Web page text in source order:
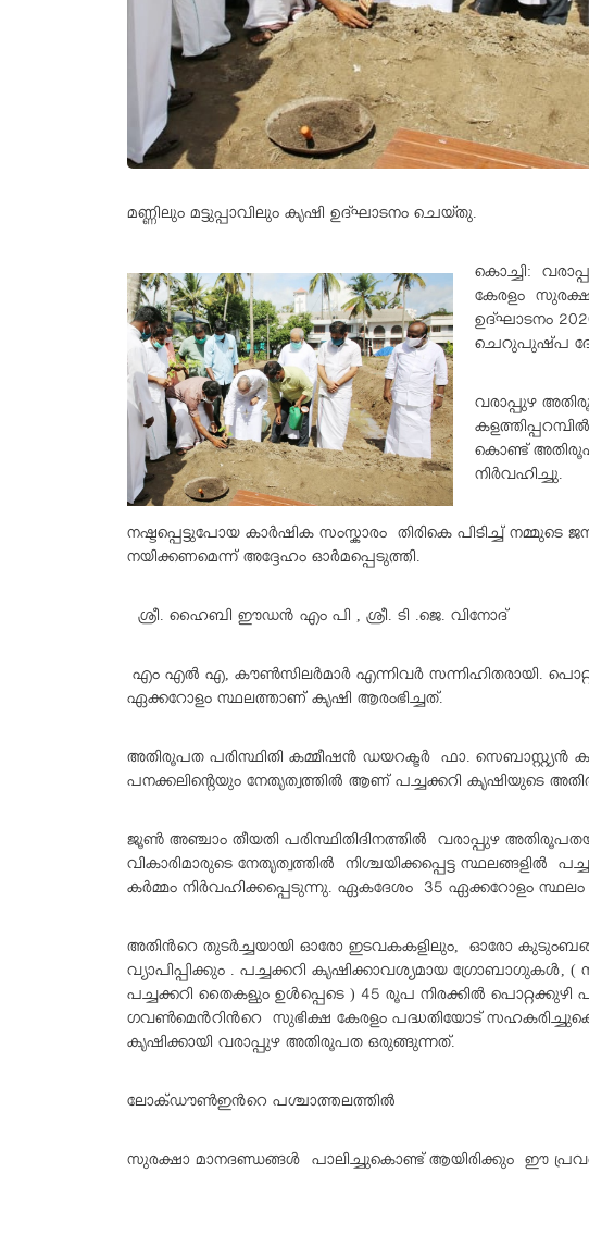
മണ്ണിലും മട്ടുപ്പാവിലും കൃഷി ഉദ്ഘാടനം ചെയ്തു.
കൊച്ചി:
കേരളം
ഉദ്ഘാടനം
ചെറുപുഷ്പ
വരാപ്പുഴ
കൊണ്ട്
നിർവഹിച്ചു.
നഷ്ടപ്പെട്ടുപോയ കാർഷിക സംസ്കാരം തിരികെ പിടിച്ച് നമ്മുടെ
നയിക്കണമെന്ന് അദ്ദേഹം ഓർമപ്പെടുത്തി.
ശ്രീ. ഹൈബി ഈഡൻ എം പി , ശ്രീ. ടി .ജെ. വിനോദ്
എം എൽ എ, കൗൺസിലർമാർ എന്നിവർ സന്നിഹിതരായി.
ഏക്കറോളം സ്ഥലത്താണ് കൃഷി ആരംഭിച്ചത്.
അതിരൂപത പരിസ്ഥിതി കമ്മീഷൻ ഡയറക്ടർ ഫാ. സെബാസ്റ്റ്യൻ
പനക്കലിന്റെയും നേതൃത്വത്തിൽ ആണ് പച്ചക്കറി കൃഷിയുടെ
ജൂൺ അഞ്ചാം തീയതി പരിസ്ഥിതിദിനത്തിൽ വരാപ്പുഴ
വികാരിമാരുടെ നേതൃത്വത്തിൽ നിശ്ചയിക്കപ്പെട്ട
കർമ്മം നിർവഹിക്കപ്പെടുന്നു. ഏകദേശം 35 ഏക്കറോളം
അതിൻറെ തുടർച്ചയായി ഓരോ ഇടവകകളിലും, ഓരോ
വ്യാപിപ്പിക്കും . പച്ചക്കറി കൃഷിക്കാവശ്യമായ
പച്ചക്കറി തൈകളും ഉൾപ്പെടെ ) 45 രൂപ നിരക്കിൽ പൊറ്റക്കുഴി
ഗവൺമെൻറിൻറെ സുഭിക്ഷ കേരളം പദ്ധതിയോട്
കൃഷിക്കായി വരാപ്പുഴ അതിരൂപത ഒരുങ്ങുന്നത്.
ലോക്ഡൗൺഇൻറെ പശ്ചാത്തലത്തിൽ
സുരക്ഷാ മാനദണ്ഡങ്ങൾ പാലിച്ചുകൊണ്ട് ആയിരിക്കും ഈ